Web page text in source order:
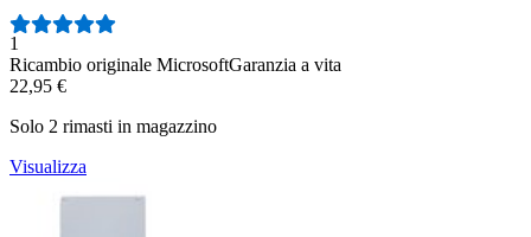
Numero di recensioni:
1
Ricambio originale MicrosoftGaranzia a vita
22,95 €
Solo 2 rimasti in magazzino
Visualizza